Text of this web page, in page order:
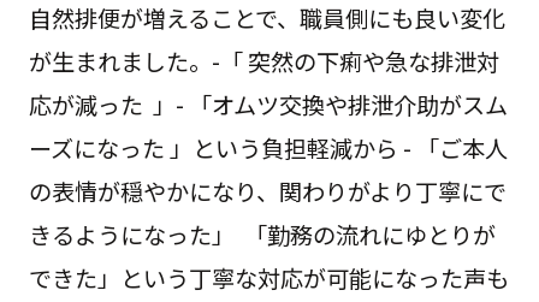
自然排便が増えることで、職員側にも良い変化
が生まれました。-「 突然の下痢や急な排泄対
応が減った 」- 「オムツ交換や排泄介助がスム
ーズになった 」という負担軽減から - 「ご本人
の表情が穏やかになり、関わりがより丁寧にで
きるようになった」 「勤務の流れにゆとりが
できた」という丁寧な対応が可能になった声も